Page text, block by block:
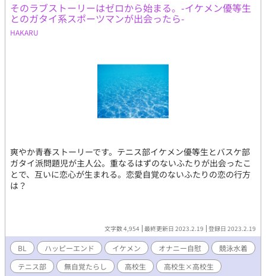
そのラブストーリーはゼロから始まる。-イケメン優等生
とのガタイ系スポーツマンが出会ったら-
HAKARU
爽やか青春ストーリーです。テニス部イケメン優等生とバスケ部
ガタイ派問題児が主人公。重なるはずのないふたりが出会ったこ
とで、互いに恋心が生まれる。恋愛自覚のないふたりの恋の行方
は？
文字数 4,954 最終更新日 2023.2.19 登録日 2023.2.19
BL ハッピーエンド イケメン オナニー自慰
競泳水着
テニス部
無自覚たらし 高校生 高校生×高校生